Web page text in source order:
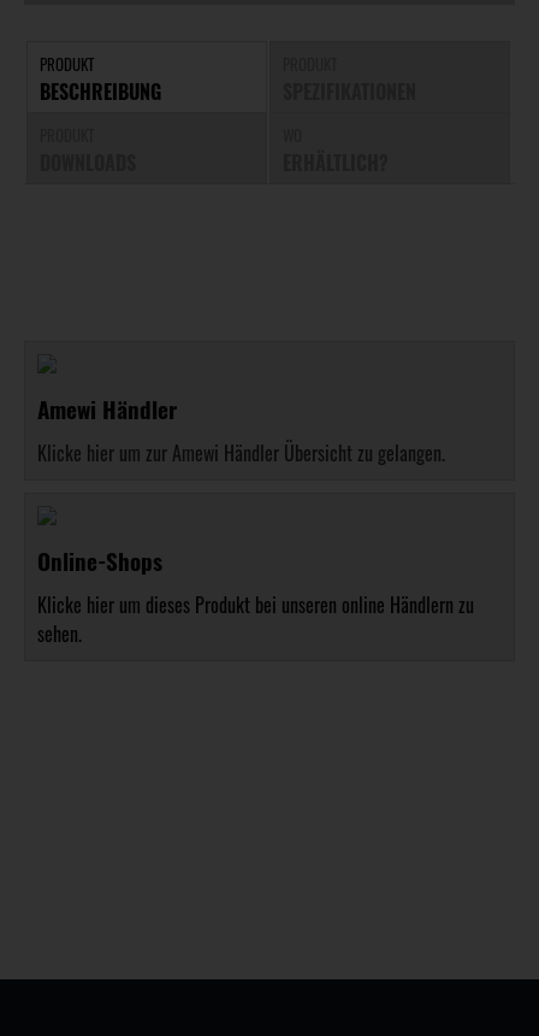
PRODUKT
BESCHREIBUNG
Amewi Händler
Klicke hier um zur Amewi Händler Übersicht zu gelangen.
Online-Shops
Klicke hier um dieses Produkt bei unseren online Händlern zu
sehen.